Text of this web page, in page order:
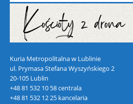
Kuria Metropolitalna w Lublinie
ul. Prymasa Stefana Wyszyńskiego 2
20-105 Lublin
+48 81 532 10 58 centrala
+48 81 532 12 25 kancelaria